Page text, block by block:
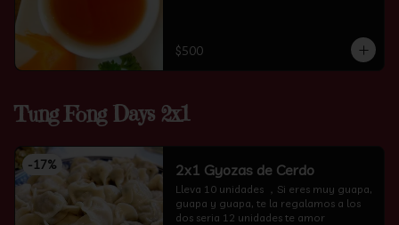
$500
Tung Fong Days 2x1
-17% 2x1 Gyozas de Cerdo
Lleva 10 unidades ，Si eres muy guapa,
guapa y guapa, te la regalamos a los
dos seria 12 unidades te amor